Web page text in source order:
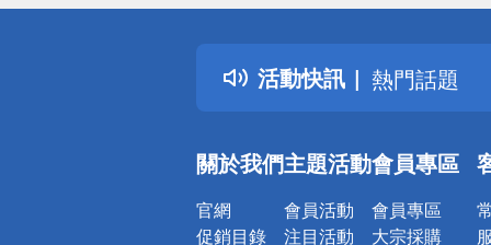
活動快訊
詐騙網頁！
得獎公告
熱門話題
銀行優惠
詐騙網頁！
關於我們
官網
促銷目錄
主題活動
會員活動
注目活動
會員專區
會員專區
大宗採購